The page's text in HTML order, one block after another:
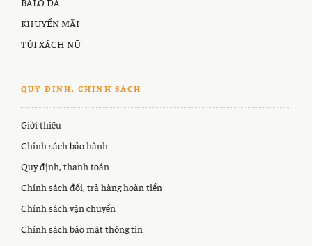
KHUYẾN MÃI
TÚI XÁCH NỮ
QUY ĐINH, CHÍNH SÁCH
Giới thiệu
Chính sách bảo hành
Quy định, thanh toán
Chính sách đổi, trả hàng hoàn tiền
Chính sách vận chuyển
Chính sách bảo mật thông tin